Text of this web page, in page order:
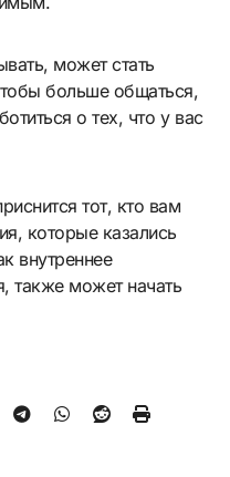
может стать
больше общаться,
о тех, что у вас
тот, кто вам
которые казались
внутреннее
также может начать